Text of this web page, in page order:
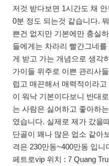
저것 받다보면 1시간도 채
0분 정도 되는것 같습니다.
쁜건 없지만 기본에만 충실
들에게는 차라리 빨간그네
게 받고 가는 개념으로 생각
가이들 위주로 이쁜 관리사
럽고 매끈해서 매력적이라
이 워낙 기본이다보니 반대
는 사람은 싫어하고 좋아하
였습니다. 실제로 제가 갔을
단골이 꽤나 많은 업소 같아
격은 230만동~400만동 입니
페트로vip 위치 : 7 Quang